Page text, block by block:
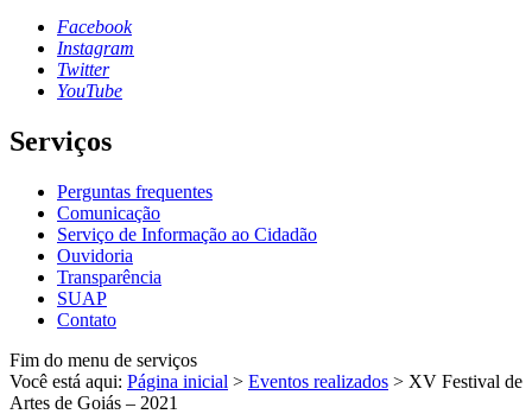
Facebook
Instagram
Twitter
YouTube
Serviços
Perguntas frequentes
Comunicação
Serviço de Informação ao Cidadão
Ouvidoria
Transparência
SUAP
Contato
Fim do menu de serviços
Você está aqui: Página inicial > Eventos realizados > XV Festival de
Artes de Goiás – 2021